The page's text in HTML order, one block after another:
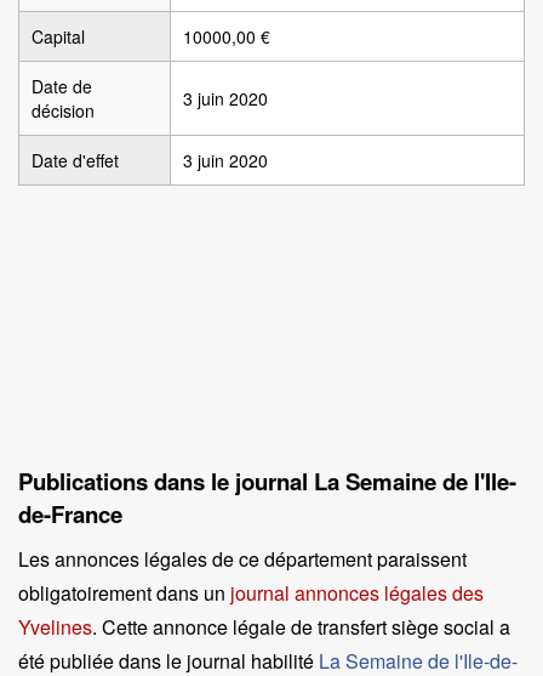
Capital 10000,00 €
Date de
décision
3 juin 2020
Date d'effet 3 juin 2020
Publications dans le journal La Semaine de l'Ile-
de-France
Les annonces légales de ce département paraissent
obligatoirement dans un journal annonces légales des
Yvelines. Cette annonce légale de transfert siège social a
été publiée dans le journal habilité La Semaine de l'Ile-de-